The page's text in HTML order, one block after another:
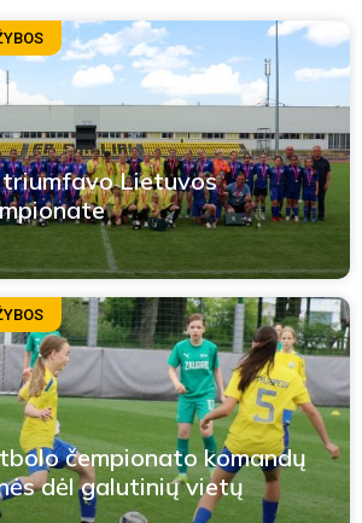
triumfavo Lietuvos
čempionato komandų
dėl galutinių vietų